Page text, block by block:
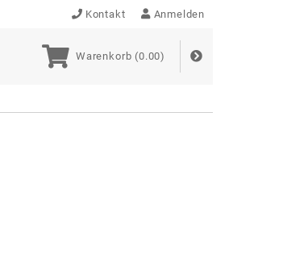
Kontakt Anmelden
Warenkorb (0.00)